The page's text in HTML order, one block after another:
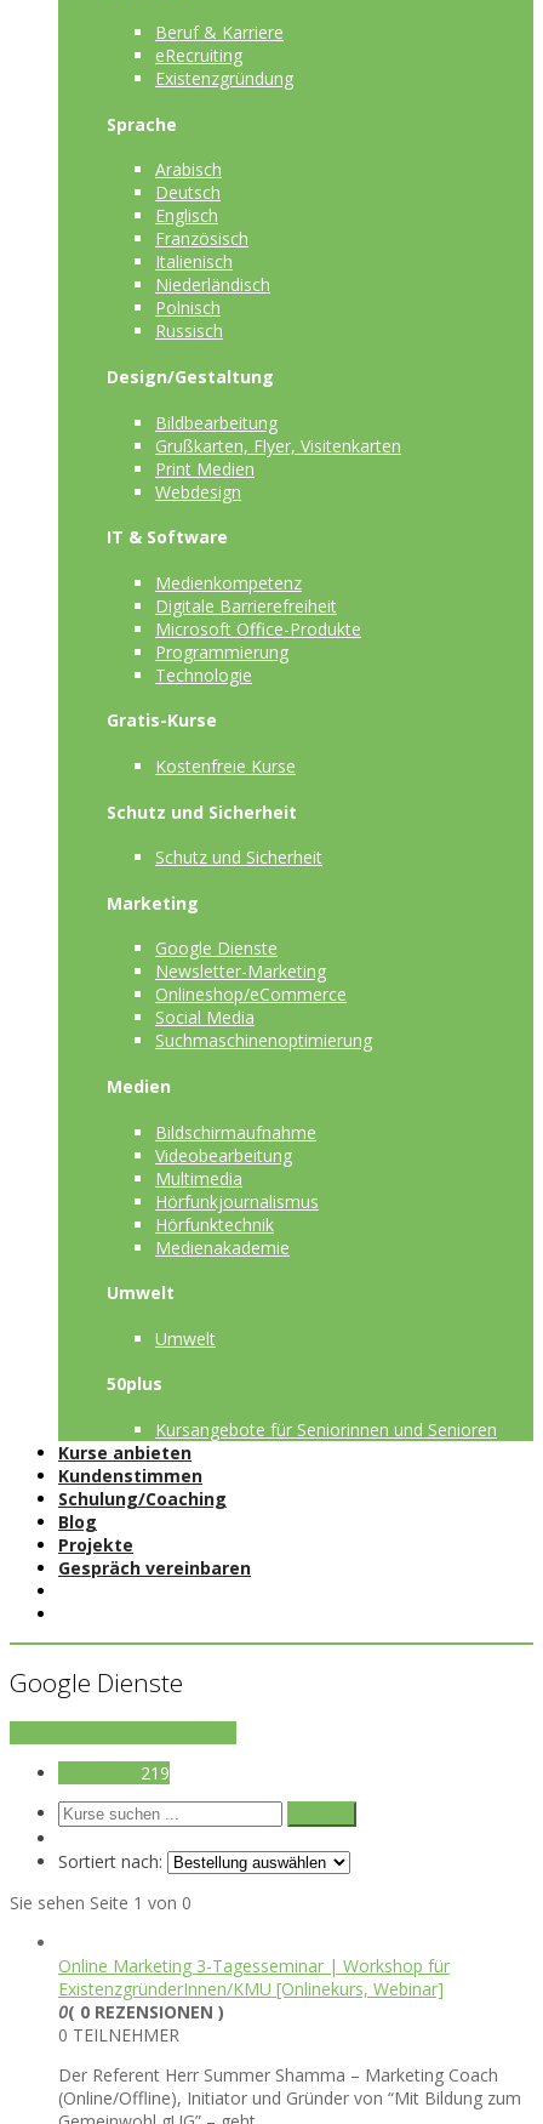
Beruf & Karriere
eRecruiting
Existenzgründung
Sprache
Arabisch
Deutsch
Englisch
Französisch
Italienisch
Niederländisch
Polnisch
Russisch
Design/Gestaltung
Bildbearbeitung
Grußkarten, Flyer, Visitenkarten
Print Medien
Webdesign
IT & Software
Medienkompetenz
Digitale Barrierefreiheit
Microsoft Office-Produkte
Programmierung
Technologie
Gratis-Kurse
Kostenfreie Kurse
Schutz und Sicherheit
Schutz und Sicherheit
Marketing
Google Dienste
Newsletter-Marketing
Onlineshop/eCommerce
Social Media
Suchmaschinenoptimierung
Medien
Bildschirmaufnahme
Videobearbeitung
Multimedia
Hörfunkjournalismus
Hörfunktechnik
Medienakademie
Umwelt
Umwelt
50plus
Kursangebote für Seniorinnen und Senioren
Kurse anbieten
Kundenstimmen
Schulung/Coaching
Blog
Projekte
Gespräch vereinbaren
Google Dienste
219
Sortiert nach:
Sie sehen Seite 1 von 0
Online Marketing 3-Tagesseminar | Workshop für
ExistenzgründerInnen/KMU [Onlinekurs, Webinar]
0( 0 REZENSIONEN )
0 TEILNEHMER
Der Referent Herr Summer Shamma – Marketing Coach
(Online/Offline), Initiator und Gründer von “Mit Bildung zum